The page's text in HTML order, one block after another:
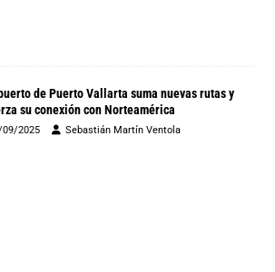
de Puerto Vallarta suma nuevas rutas y
su conexión con Norteamérica
09/2025 Sebastián Martín Ventola